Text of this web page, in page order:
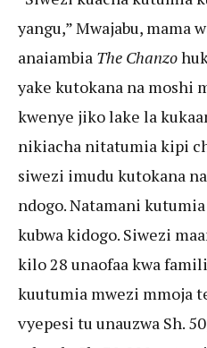
yangu,” Mwajabu, mama
anaiambia The Chanzo
yake kutokana na moshi
kwenye jiko lake la
nikiacha nitatumia kipi
siwezi imudu kutokana
ndogo. Natamani
kubwa kidogo. Siwezi
kilo 28 unaofaa kwa
kuutumia mwezi mmoja
vyepesi tu unauzwa Sh.